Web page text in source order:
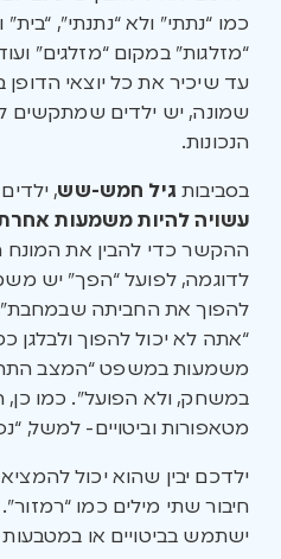
כמו “נתתי” ולא “נתנתי”,
“מזלגות” במקום “מזלגים”
עד שיכיר את כל יוצאי
שמונה, יש ילדים
הנכונות.
בסביבות גיל חמש-שש,
עשויה להיות משמעות
ההקשר כדי להבין את
לדוגמה, לפועל “הפך” יש
להפוך את החביתה
“אתה לא יכול להפוך ולבלגן
משמעות במשפט “המצב
במשחק, ולא הפועל”. כמו כן,
מטאפורות וביטויים- למשל,
ילדכם יבין שהוא יכול
חיבור שתי מילים כמו
ישתמש בביטויים או במטבעות